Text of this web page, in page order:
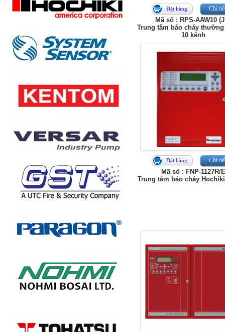
Đặt hàng Chi
Mã số : RPS-AAW10
Trung tâm báo cháy
10 kênh
Đặt hàng Chi
Mã số : FNP-1127R/E
Trung tâm báo cháy